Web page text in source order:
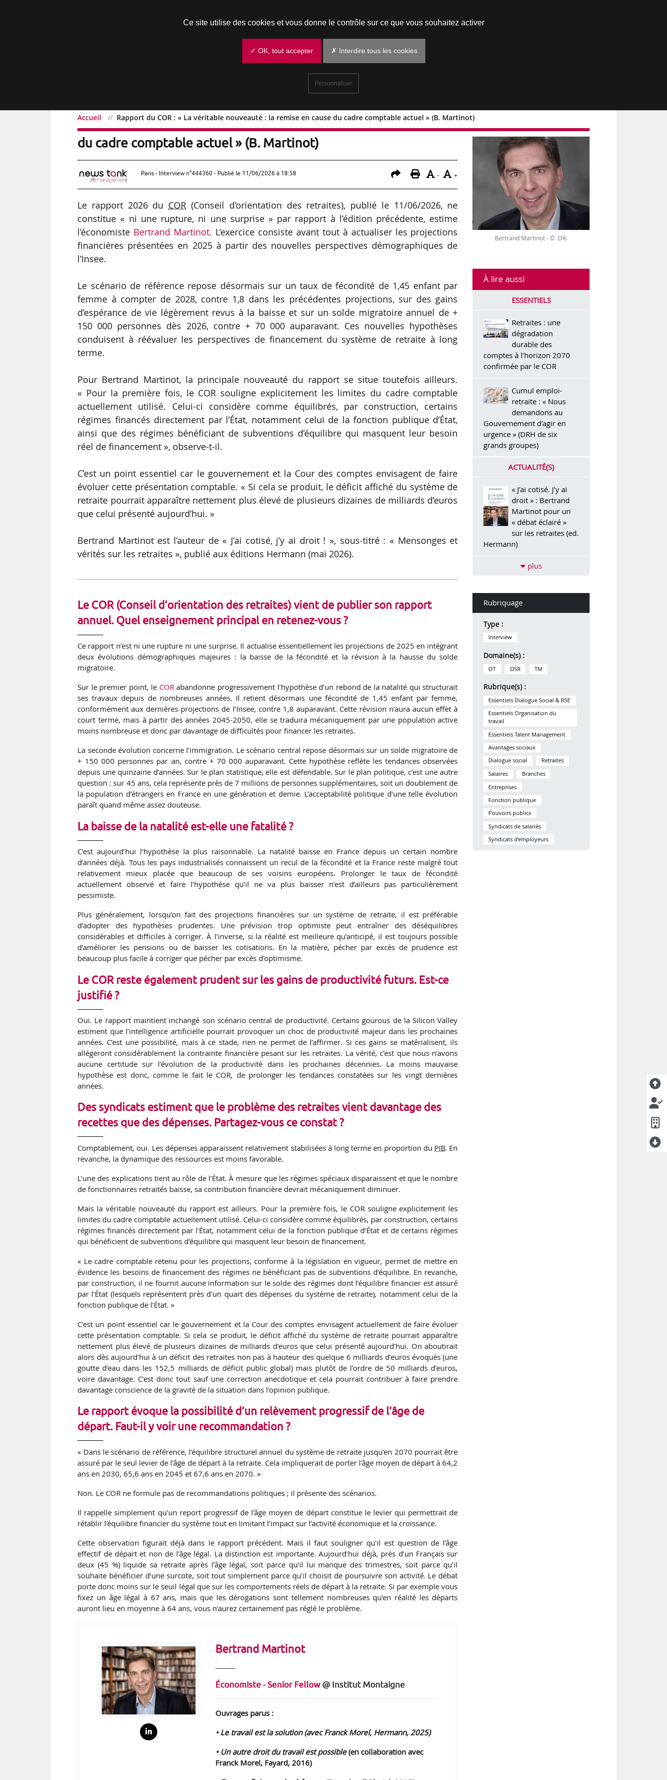
Accueil Rapport du COR : « La véritable nouveauté : la remise en cause du cadre comptable actuel » (B. Martinot)
Rapport du COR : « La véritable nouveauté : la remise en cause
du cadre comptable actuel » (B. Martinot)
Paris - Interview n°444360 - Publié le 11/06/2026 à 18:58 - +
Le rapport 2026 du COR (Conseil d’orientation des retraites), publié le 11/06/2026, ne
constitue « ni une rupture, ni une surprise » par rapport à l’édition précédente, estime
l’économiste Bertrand Martinot. L’exercice consiste avant tout à actualiser les projections
financières présentées en 2025 à partir des nouvelles perspectives démographiques de
l’Insee.
Le scénario de référence repose désormais sur un taux de fécondité de 1,45 enfant par
femme à compter de 2028, contre 1,8 dans les précédentes projections, sur des gains
d’espérance de vie légèrement revus à la baisse et sur un solde migratoire annuel de +
150 000 personnes dès 2026, contre + 70 000 auparavant. Ces nouvelles hypothèses
conduisent à réévaluer les perspectives de financement du système de retraite à long
terme.
Pour Bertrand Martinot, la principale nouveauté du rapport se situe toutefois ailleurs.
« Pour la première fois, le COR souligne explicitement les limites du cadre comptable
actuellement utilisé. Celui-ci considère comme équilibrés, par construction, certains
régimes financés directement par l’État, notamment celui de la fonction publique d’État,
ainsi que des régimes bénéficiant de subventions d’équilibre qui masquent leur besoin
réel de financement », observe-t-il.
C’est un point essentiel car le gouvernement et la Cour des comptes envisagent de faire
évoluer cette présentation comptable. « Si cela se produit, le déficit affiché du système de
retraite pourrait apparaître nettement plus élevé de plusieurs dizaines de milliards d’euros
que celui présenté aujourd’hui. »
Bertrand Martinot est l’auteur de « J’ai cotisé, j’y ai droit ! », sous-titré : « Mensonges et
vérités sur les retraites », publié aux éditions Hermann (mai 2026).
Le COR (Conseil d’orientation des retraites) vient de publier son rapport
annuel. Quel enseignement principal en retenez-vous ?
Ce rapport n’est ni une rupture ni une surprise. Il actualise essentiellement les projections de 2025 en intégrant
deux évolutions démographiques majeures : la baisse de la fécondité et la révision à la hausse du solde
migratoire.
Sur le premier point, le CORabandonne progressivement l’hypothèse d’un rebond de la natalité qui structurait
ses travaux depuis de nombreuses années. Il retient désormais une fécondité de 1,45 enfant par femme,
conformément aux dernières projections de l’Insee, contre 1,8 auparavant. Cette révision n’aura aucun effet à
court terme, mais à partir des années 2045-2050, elle se traduira mécaniquement par une population active
moins nombreuse et donc par davantage de difficultés pour financer les retraites.
La seconde évolution concerne l’immigration. Le scénario central repose désormais sur un solde migratoire de
+ 150 000 personnes par an, contre + 70 000 auparavant. Cette hypothèse reflète les tendances observées
depuis une quinzaine d’années. Sur le plan statistique, elle est défendable. Sur le plan politique, c’est une autre
question : sur 45 ans, cela représente près de 7 millions de personnes supplémentaires, soit un doublement de
la population d’étrangers en France en une génération et demie. L’acceptabilité politique d’une telle évolution
paraît quand même assez douteuse.
La baisse de la natalité est-elle une fatalité ?
C’est aujourd’hui l’hypothèse la plus raisonnable. La natalité baisse en France depuis un certain nombre
d’années déjà. Tous les pays industrialisés connaissent un recul de la fécondité et la France reste malgré tout
relativement mieux placée que beaucoup de ses voisins européens. Prolonger le taux de fécondité
actuellement observé et faire l’hypothèse qu’il ne va plus baisser n’est d’ailleurs pas particulièrement
pessimiste.
Plus généralement, lorsqu’on fait des projections financières sur un système de retraite, il est préférable
d’adopter des hypothèses prudentes. Une prévision trop optimiste peut entraîner des déséquilibres
considérables et difficiles à corriger. À l’inverse, si la réalité est meilleure qu’anticipé, il est toujours possible
d’améliorer les pensions ou de baisser les cotisations. En la matière, pécher par excès de prudence est
beaucoup plus facile à corriger que pécher par excès d’optimisme.
Le COR reste également prudent sur les gains de productivité futurs. Est-ce
justifié ?
Oui. Le rapport maintient inchangé son scénario central de productivité. Certains gourous de la Silicon Valley
estiment que l’intelligence artificielle pourrait provoquer un choc de productivité majeur dans les prochaines
années. C’est une possibilité, mais à ce stade, rien ne permet de l’affirmer. Si ces gains se matérialisent, ils
allégeront considérablement la contrainte financière pesant sur les retraites. La vérité, c’est que nous n’avons
aucune certitude sur l’évolution de la productivité dans les prochaines décennies. La moins mauvaise
hypothèse est donc, comme le fait le COR, de prolonger les tendances constatées sur les vingt dernières
années.
Des syndicats estiment que le problème des retraites vient davantage des
recettes que des dépenses. Partagez-vous ce constat ?
Comptablement, oui. Les dépenses apparaissent relativement stabilisées à long terme en proportion du PIB. En
revanche, la dynamique des ressources est moins favorable.
L’une des explications tient au rôle de l’État. À mesure que les régimes spéciaux disparaissent et que le nombre
de fonctionnaires retraités baisse, sa contribution financière devrait mécaniquement diminuer.
Mais la véritable nouveauté du rapport est ailleurs. Pour la première fois, le COR souligne explicitement les
limites du cadre comptable actuellement utilisé. Celui-ci considère comme équilibrés, par construction, certains
régimes financés directement par l’État, notamment celui de la fonction publique d’État et de certains régimes
qui bénéficient de subventions d’équilibre qui masquent leur besoin de financement.
« Le cadre comptable retenu pour les projections, conforme à la législation en vigueur, permet de mettre en
évidence les besoins de financement des régimes ne bénéficiant pas de subventions d’équilibre. En revanche,
par construction, il ne fournit aucune information sur le solde des régimes dont l’équilibre financier est assuré
par l’État (lesquels représentent près d’un quart des dépenses du système de retraite), notamment celui de la
fonction publique de l’État. »
C’est un point essentiel car le gouvernement et la Cour des comptes envisagent actuellement de faire évoluer
cette présentation comptable. Si cela se produit, le déficit affiché du système de retraite pourrait apparaître
nettement plus élevé de plusieurs dizaines de milliards d’euros que celui présenté aujourd’hui. On aboutirait
alors dès aujourd’hui à un déficit des retraites non pas à hauteur des quelque 6 milliards d’euros évoqués (une
goutte d’eau dans les 152,5 milliards de déficit public global) mais plutôt de l’ordre de 50 milliards d’euros,
voire davantage. C’est donc tout sauf une correction anecdotique et cela pourrait contribuer à faire prendre
davantage conscience de la gravité de la situation dans l’opinion publique.
Le rapport évoque la possibilité d’un relèvement progressif de l’âge de
départ. Faut-il y voir une recommandation ?
« Dans le scénario de référence, l’équilibre structurel annuel du système de retraite jusqu’en 2070 pourrait être
assuré par le seul levier de l’âge de départ à la retraite. Cela impliquerait de porter l’âge moyen de départ à 64,2
ans en 2030, 65,6 ans en 2045 et 67,6 ans en 2070. »
Non. Le COR ne formule pas de recommandations politiques ; il présente des scénarios.
Il rappelle simplement qu’un report progressif de l’âge moyen de départ constitue le levier qui permettrait de
rétablir l’équilibre financier du système tout en limitant l’impact sur l’activité économique et la croissance.
Cette observation figurait déjà dans le rapport précédent. Mais il faut souligner qu’il est question de l’âge
effectif de départ et non de l’âge légal. La distinction est importante. Aujourd’hui déjà, près d’un Français sur
deux (45 %) liquide sa retraite après l’âge légal, soit parce qu’il lui manque des trimestres, soit parce qu’il
souhaite bénéficier d’une surcote, soit tout simplement parce qu’il choisit de poursuivre son activité. Le débat
porte donc moins sur le seuil légal que sur les comportements réels de départ à la retraite. Si par exemple vous
fixez un âge légal à 67 ans, mais que les dérogations sont tellement nombreuses qu’en réalité les départs
auront lieu en moyenne à 64 ans, vous n’aurez certainement pas réglé le problème.
Bertrand Martinot
Économiste - Senior Fellow@ Institut Montaigne
Ouvrages parus :
• Le travail est la solution(avec Franck Morel, Hermann, 2025)
• Un autre droit du travail est possible(en collaboration avec
Franck Morel, Fayard, 2016)
Bertrand Martinot - © DR.
À lire aussi
ESSENTIELS
Retraites : une
dégradation
durable des
comptes à l’horizon 2070
confirmée par le COR
Cumul emploi-
retraite : « Nous
demandons au
Gouvernement d’agir en
urgence » (DRH de six
grands groupes)
ACTUALITÉ(S)
« J’ai cotisé. J’y ai
droit » : Bertrand
Martinot pour un
« débat éclairé »
sur les retraites (ed.
Hermann)
plus
Rubriquage
Type :
Interview
Domaine(s) :
OT DSR TM
Rubrique(s) :
Essentiels Dialogue Social & RSE
Essentiels Organisation du
travail
Essentiels Talent Management
Avantages sociaux
Dialogue social
Retraites
Salaires
Branches
Entreprises
Fonction publique
Pouvoirs publics
Syndicats de salariés
Syndicats d’employeurs
Ce site utilise des cookies et vous donne le contrôle sur ce que vous souhaitez activer
✓ OK, tout accepter ✗ Interdire tous les cookies
Personnaliser